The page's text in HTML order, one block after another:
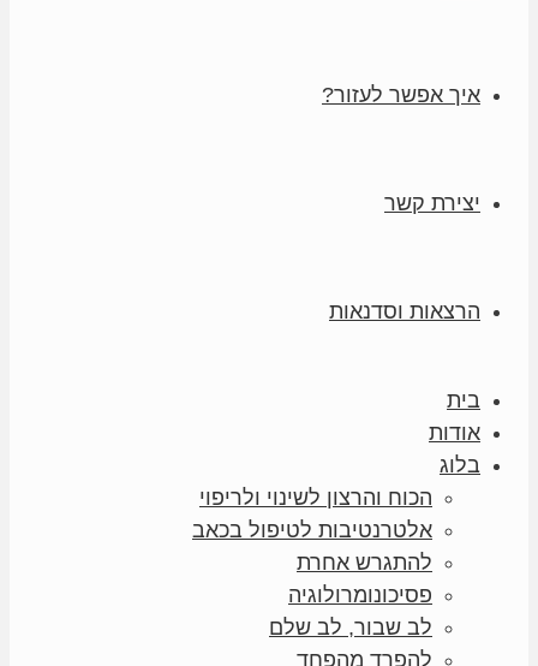
איך אפשר לעזור?
יצירת קשר
הרצאות וסדנאות
בית
אודות
בלוג
הכוח והרצון לשינוי ולריפוי
אלטרנטיבות לטיפול בכאב
להתגרש אחרת
פסיכונומרולוגיה
לב שבור, לב שלם
להפרד מהפחד